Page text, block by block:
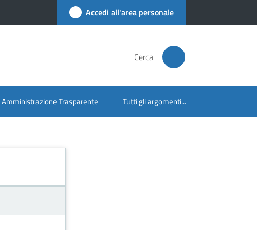
Accedi all'area personale
Cerca
Amministrazione Trasparente Tutti gli argomenti...